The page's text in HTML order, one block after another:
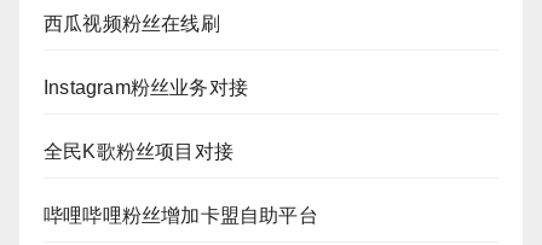
西瓜视频粉丝在线刷
Instagram粉丝业务对接
全民K歌粉丝项目对接
哔哩哔哩粉丝增加卡盟自助平台